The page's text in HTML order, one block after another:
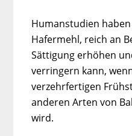
Humanstudien haben
Hafermehl, reich an
Sättigung erhöhen
verringern kann,
verzehrfertigen
anderen Arten von
wird.